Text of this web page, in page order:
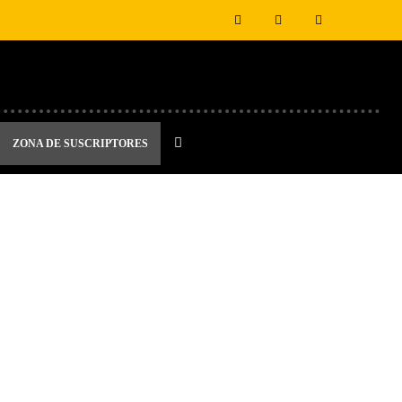
ZONA DE SUSCRIPTORES